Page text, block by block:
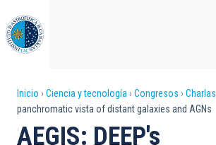
al
contenido
principal
Sobrescribir
enlaces
Inicio Ciencia y tecnología Congresos Charlas
panchromatic vista of distant galaxies and AGNs
AEGIS: DEEP's